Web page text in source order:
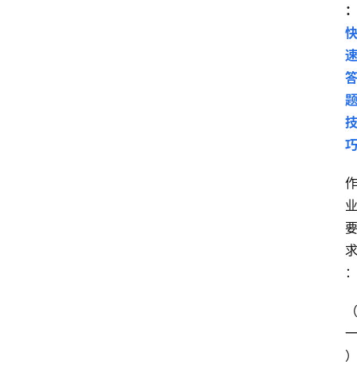
：
快
速
答
题
技
巧
作
业
要
求
：
（
一
）